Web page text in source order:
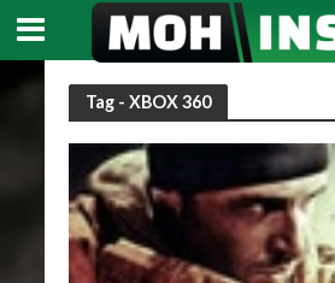
Tag - XBOX 360